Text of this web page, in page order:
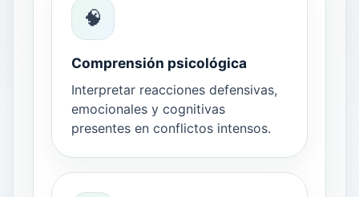
🧠
Comprensión psicológica
Interpretar reacciones defensivas,
emocionales y cognitivas
presentes en conflictos intensos.